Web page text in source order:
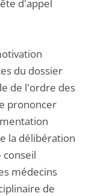
d'appel
du dossier
de l'ordre des
prononcer
la délibération
médecins
de